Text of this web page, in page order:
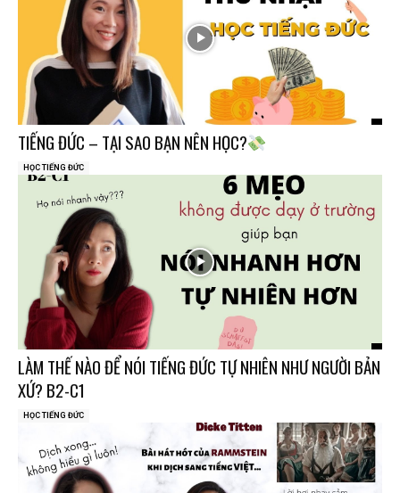
TIẾNG ĐỨC – TẠI SAO BẠN NÊN HỌC?
HỌC TIẾNG ĐỨC
LÀM THẾ NÀO ĐỂ NÓI TIẾNG ĐỨC TỰ NHIÊN NHƯ NGƯỜI BẢN
XỨ? B2-C1
HỌC TIẾNG ĐỨC